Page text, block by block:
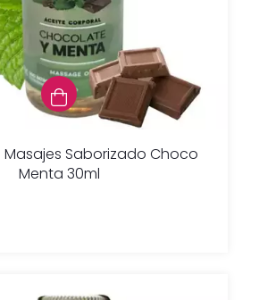
Saborizado Choco
Menta 30ml